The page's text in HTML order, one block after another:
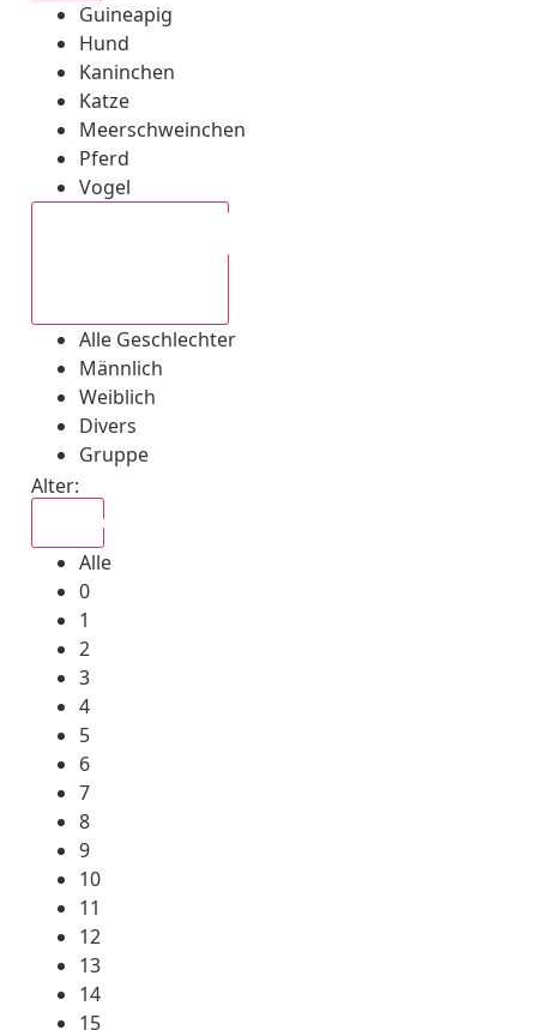
Guineapig
Hund
Kaninchen
Katze
Meerschweinchen
Pferd
Vogel
Alle Geschlechter
Männlich
Weiblich
Divers
Gruppe
Alter:
Alle
0
1
2
3
4
5
6
7
8
9
10
11
12
13
14
15